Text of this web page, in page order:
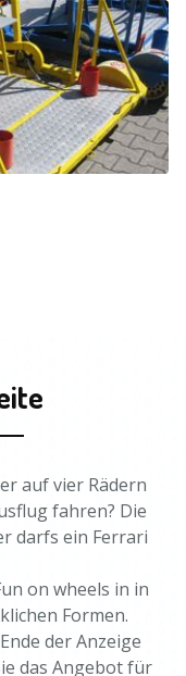
auf vier Rädern
fahren? Die
darfs ein Ferrari
on wheels in in
Formen.
der Anzeige
das Angebot für